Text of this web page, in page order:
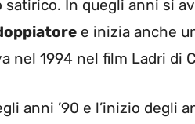
satirico. In quegli anni si
e inizia anche
nel 1994 nel film Ladri di
anni ’90 e l’inizio degli